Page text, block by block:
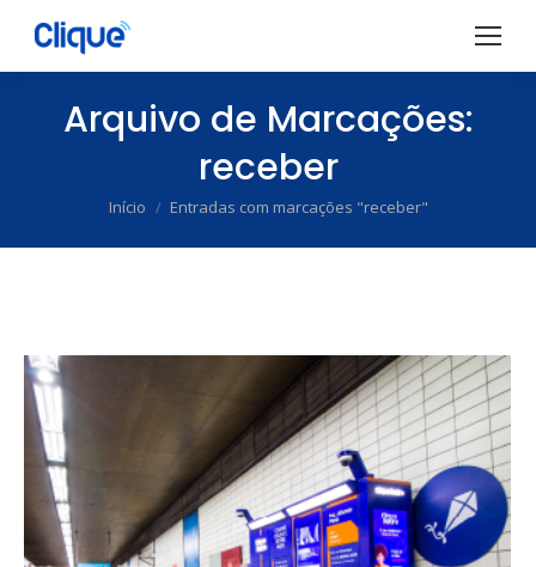
Arquivo de Marcações:
receber
Você está aqui:
Início Entradas com marcações "receber"